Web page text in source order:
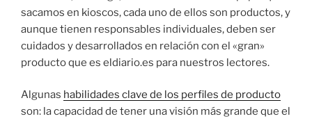
sacamos en kioscos, cada uno de ellos son productos, y
aunque tienen responsables individuales, deben ser
cuidados y desarrollados en relación con el «gran»
producto que es eldiario.es para nuestros lectores.
Algunas habilidades clave de los perfiles de producto
son: la capacidad de tener una visión más grande que el